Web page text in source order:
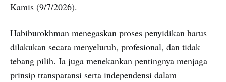
Kamis (9/7/2026).
Habiburokhman menegaskan proses penyidikan harus
dilakukan secara menyeluruh, profesional, dan tidak
tebang pilih. Ia juga menekankan pentingnya menjaga
prinsip transparansi serta independensi dalam